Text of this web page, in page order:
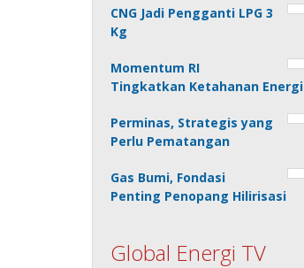
CNG Jadi Pengganti LPG 3
Kg
Momentum RI
Tingkatkan Ketahanan Energi
Perminas, Strategis yang
Perlu Pematangan
Gas Bumi, Fondasi
Penting Penopang Hilirisasi
Global Energi TV